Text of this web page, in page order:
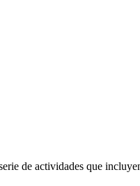
de actividades que